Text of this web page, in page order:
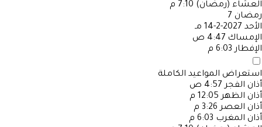
العشاء (رمضان) 7:10 م
رمضان 7
الأحد 2027-2-14 مـ
الإمساك 4:47 ص
الإفطار 6:03 م
استعراض المواعيد الكاملة
أذان الفجر 4:57 ص
أذان الظهر 12:05 م
أذان العصر 3:26 م
أذان المغرب 6:03 م